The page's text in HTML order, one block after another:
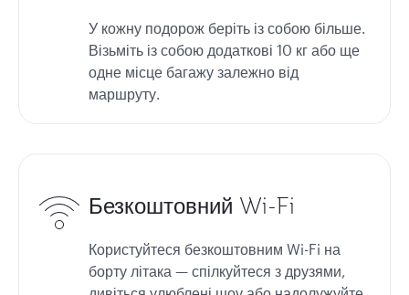
У кожну подорож беріть із собою більше.
Візьміть із собою додаткові 10 кг або ще
одне місце багажу залежно від
маршруту.
Безкоштовний Wi-Fi
Користуйтеся безкоштовним Wi-Fi на
борту літака — спілкуйтеся з друзями,